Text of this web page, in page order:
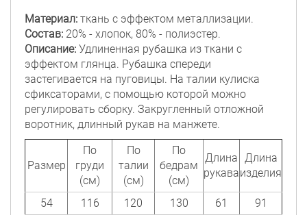
Материал: ткань с эффектом металлизации.
Состав: 20% - хлопок, 80% - полиэстер.
Описание: Удлиненная рубашка из ткани с
эффектом глянца. Рубашка спереди
застегивается на пуговицы. На талии кулиска
сфиксаторами, с помощью которой можно
регулировать сборку. Закругленный отложной
воротник, длинный рукав на манжете.
Размер
По
груди
(см)
По
талии
(см)
По
бедрам
(см)
Длина
рукава
Длина
изделия
54 116 120 130 61
91